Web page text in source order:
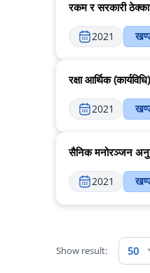
रकम र सरकारी
2021
रक्षा आर्थिक
2021
सैनिक मनोरञ्जन
2021
Show result: 50